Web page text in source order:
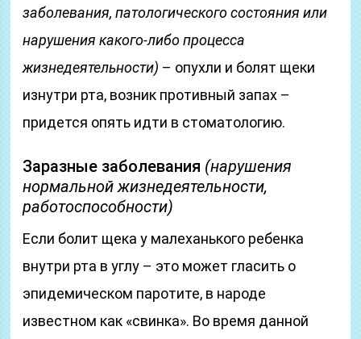
заболевания, патологического состояния или
нарушения какого-либо процесса
жизнедеятельности) – опухли и болят щеки
изнутри рта, возник противный запах –
придется опять идти в стоматологию.
Заразные заболевания (нарушения
нормальной жизнедеятельности,
работоспособности)
Если болит щека у малеханького ребенка
внутри рта в углу – это может гласить о
эпидемическом паротите, в народе
известном как «свинка». Во время данной